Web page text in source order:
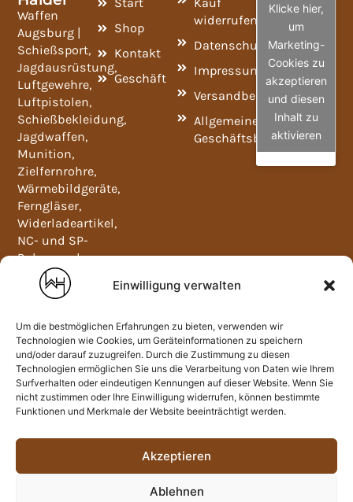
Einwilligung verwalten
Um die bestmöglichen Erfahrungen zu bieten, verwenden wir
Technologien wie Cookies, um Geräteinformationen zu speichern
und/oder darauf zuzugreifen. Durch die Zustimmung zu diesen
Technologien ermöglichen Sie uns die Verarbeitung von Daten wie Ihrem
Surfverhalten oder eindeutigen Kennungen auf dieser Website. Wenn Sie
nicht zustimmen oder Ihre Einwilligung widerrufen, können bestimmte
Funktionen und Merkmale der Website beeinträchtigt werden.
Akzeptieren
Ablehnen
Waffen
Augsburg |
Schießsport,
Jagdausrüstung,
Luftgewehre,
Luftpistolen,
Schießbekleidung,
Jagdwaffen,
Munition,
Zielfernrohre,
Wärmebildgeräte,
Ferngläser,
Widerladeartikel,
NC- und SP-
Pulver und
Waffenschränke.
Mo-Fr
12:00
und
13:00-
18:00
Sa:
13:00
Shop
Kontakt
Geschäft
widerrufen
Datenschutzrichtlinie
Impressum
Versandbedingungen
Allgemeine
Geschäftsbedingungen
Klicke hier,
um
Marketing-
Cookies zu
akzeptieren
und diesen
Inhalt zu
aktivieren